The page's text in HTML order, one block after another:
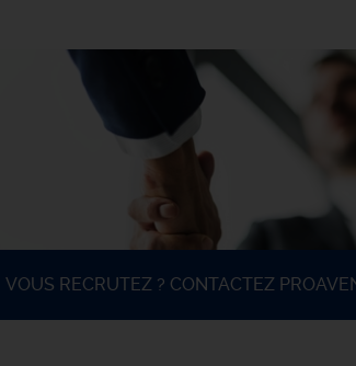
VOUS RECRUTEZ ? CONTACTEZ